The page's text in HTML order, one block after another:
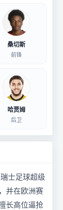
桑切斯
前锋
哈贾姆
后卫
士足球超级
并在欧洲赛
长高位逼抢